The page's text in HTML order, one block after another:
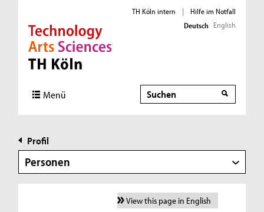
Direkt zur Hauptnavigation
Direkt zur Subnavigation
Direkt zum Inhalt
Direkt zum Fußbereich
TH Köln intern |
Hilfe im Notfall
Deutsch English
Menü Suche
Profil
Personen
View this page in English